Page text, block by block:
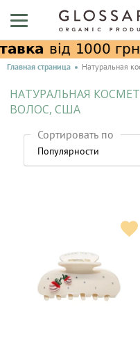
Главная страница Натуральная
НАТУРАЛЬНАЯ
ВОЛОС, США
Сортировать по